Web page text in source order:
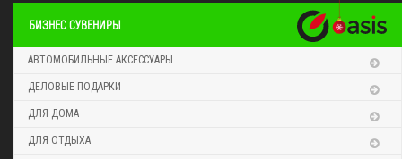
БИЗНЕС СУВЕНИРЫ
АВТОМОБИЛЬНЫЕ АКСЕССУАРЫ
ДЕЛОВЫЕ ПОДАРКИ
ДЛЯ ДОМА
ДЛЯ ОТДЫХА